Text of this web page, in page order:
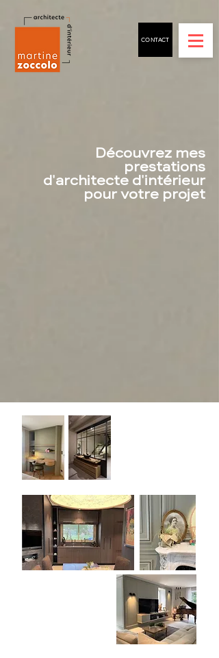
CONTACT
Découvrez mes
prestations
d'architecte d'intérieur
pour votre projet